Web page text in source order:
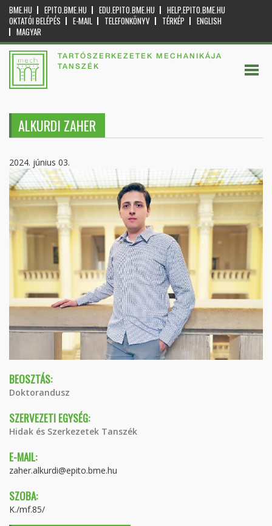
BME.HU EPITO.BME.HU EDU.EPITO.BME.HU
HELP.EPITO.BME.HU
OKTATÓI BELÉPÉS
E-MAIL TELEFONKÖNYV TÉRKÉP
ENGLISH
MAGYAR
TARTÓSZERKEZETEK MECHANIKÁJA
TANSZÉK
ALKURDI ZAHER
2024. június 03.
BEOSZTÁS:
Doktorandusz
SZERVEZETI EGYSÉG:
Hidak és Szerkezetek Tanszék
E-MAIL:
zaher.alkurdi@epito.bme.hu
SZOBA:
K./mf.85/